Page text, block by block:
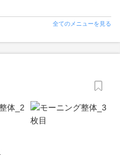
全てのメニューを見る